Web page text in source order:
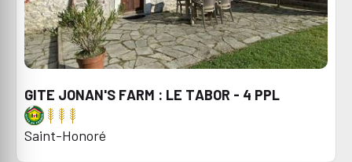
GITE JONAN'S FARM : LE TABOR - 4 PPL
Saint-Honoré